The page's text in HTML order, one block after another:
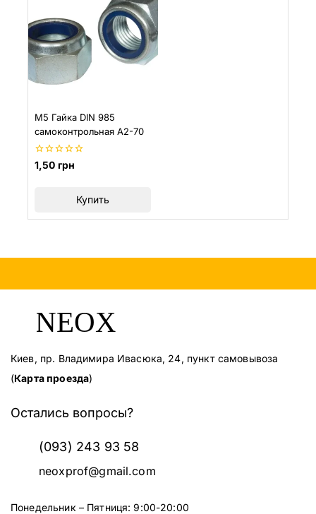
М5 Гайка DIN 985
самоконтрольная A2-70
0
из
1,50 грн
Купить
Киев, пр. Владимира Ивасюка, 24, пункт самовывоза
(Карта проезда)
Остались вопросы?
(093) 243 93 58
neoxprof@gmail.com
Понедельник – Пятниця: 9:00-20:00